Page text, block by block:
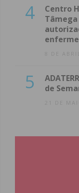
4
Centro
Tâmega
8 DE
5
de
21 DE